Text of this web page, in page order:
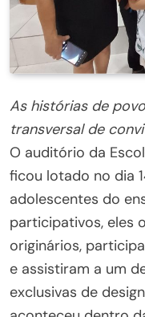
As histórias de
transversal de
O auditório da
ficou lotado no dia
adolescentes do
participativos, eles
originários,
e assistiram a um
exclusivas de